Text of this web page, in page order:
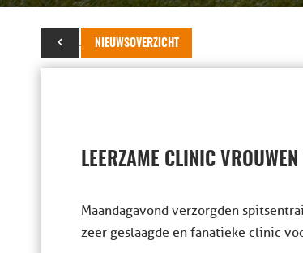
NIEUWSOVERZICHT
12 februari 2019
LEERZAME CLINIC VROUWEN
Maandagavond verzorgden
zeer geslaagde en fanatieke clinic